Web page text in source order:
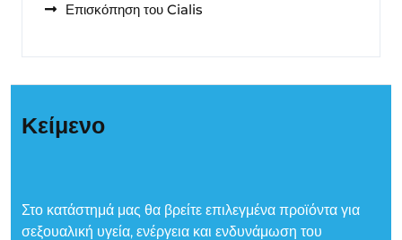
Επισκόπηση του Cialis
Κείμενο
Στο κατάστημά μας θα βρείτε επιλεγμένα προϊόντα για
σεξουαλική υγεία, ενέργεια και ενδυνάμωση του